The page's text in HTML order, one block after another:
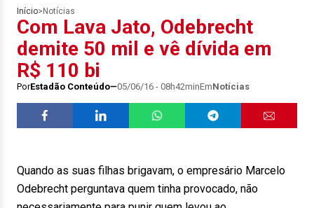
Início> Notícias
Com Lava Jato, Odebrecht
demite 50 mil e vê dívida em
R$ 110 bi
PorEstadão Conteúdo 05/06/16 - 08h42minEmNotícias
Quando as suas filhas brigavam, o empresário Marcelo
Odebrecht perguntava quem tinha provocado, não